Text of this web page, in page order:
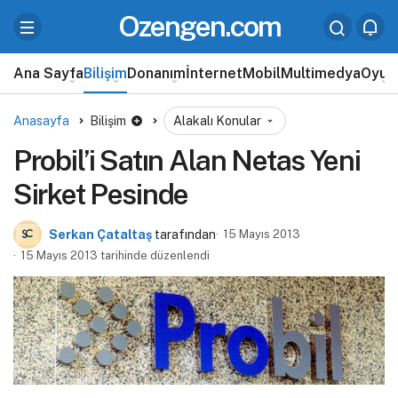
Ozengen.com
Ana SayfaBilişimDonanımİnternetMobilMultimedyaOyun
Anasayfa Bilişim Alakalı Konular
Probil’i Satın Alan Netas Yeni
Sirket Pesinde
Serkan Çataltaş tarafından
15 Mayıs 2013
15 Mayıs 2013 tarihinde düzenlendi